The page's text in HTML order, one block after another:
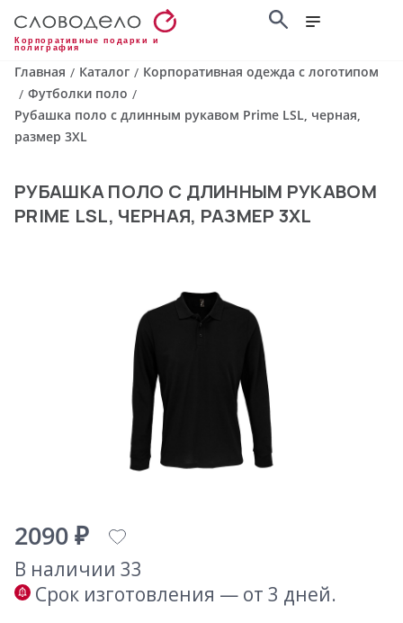
Корпоративные подарки и
полиграфия
Главная / Каталог / Корпоративная одежда с логотипом
/ Футболки поло /
Рубашка поло с длинным рукавом Prime LSL, черная,
размер 3XL
РУБАШКА ПОЛО С ДЛИННЫМ РУКАВОМ
PRIME LSL, ЧЕРНАЯ, РАЗМЕР 3XL
2090 ₽
В наличии 33
Срок изготовления — от 3 дней.